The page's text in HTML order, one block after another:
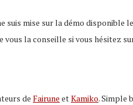
suis mise sur la démo disponible
vous la conseille si vous hésitez
de Fairune etKamiko. Simple